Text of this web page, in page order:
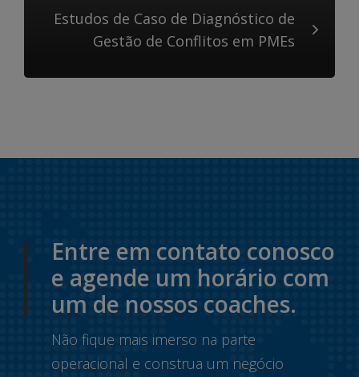
Estudos de Caso de Diagnóstico de
Gestão de Conflitos em PMEs
Entre em contato conosco
e agende um horário com
um de nossos coaches.
Não fique mais imerso na parte
operacional e construa um negócio